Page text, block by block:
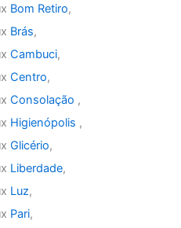
Bom Retiro,
Brás,
Cambuci,
Centro,
Consolação ,
Higienópolis ,
Glicério,
Liberdade,
Luz,
Pari,